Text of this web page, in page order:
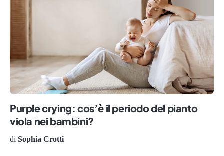
Purple crying: cos’è il periodo del pianto
viola nei bambini?
di Sophia Crotti